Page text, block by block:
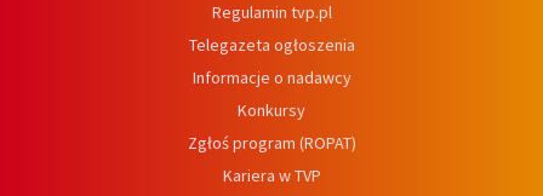
Regulamin tvp.pl
Telegazeta ogłoszenia
Informacje o nadawcy
Konkursy
Zgłoś program (ROPAT)
Kariera w TVP